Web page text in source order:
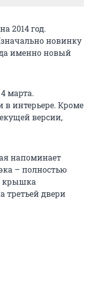
2014 год.
новинку
именно новый
марта.
в интерьере. Кроме
версии,
напоминает
– полностью
крышка
третьей двери